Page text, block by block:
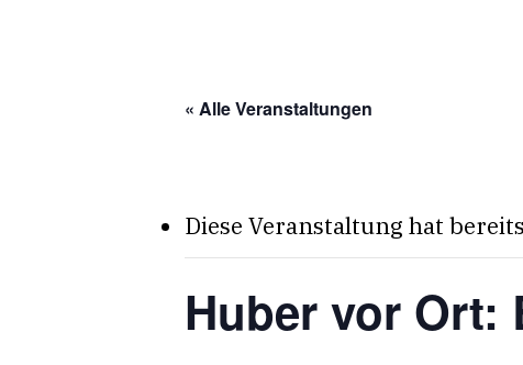
« Alle Veranstaltungen
Diese Veranstaltung hat
Huber vor Ort: